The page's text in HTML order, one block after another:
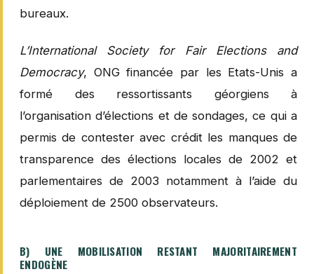
bureaux.
L’International Society for Fair Elections and
Democracy, ONG financée par les Etats-Unis a
formé des ressortissants géorgiens à
l’organisation d’élections et de sondages, ce qui a
permis de contester avec crédit les manques de
transparence des élections locales de 2002 et
parlementaires de 2003 notamment à l’aide du
déploiement de 2500 observateurs.
B) UNE MOBILISATION RESTANT MAJORITAIREMENT
ENDOGÈNE